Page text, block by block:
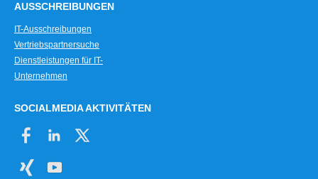
AUSSCHREIBUNGEN
IT-Ausschreibungen
Vertriebspartnersuche
Dienstleistungen für IT-
Unternehmen
SOCIALMEDIA AKTIVITÄTEN